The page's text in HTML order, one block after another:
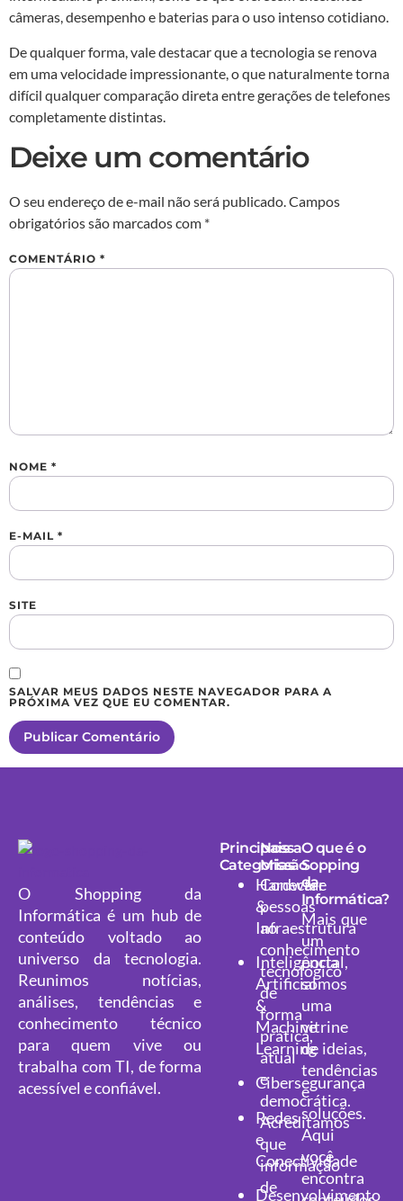
câmeras, desempenho e baterias para o uso intenso cotidiano.
De qualquer forma, vale destacar que a tecnologia se renova
em uma velocidade impressionante, o que naturalmente torna
difícil qualquer comparação direta entre gerações de telefones
completamente distintas.
Deixe um comentário
O seu endereço de e-mail não será publicado.Campos
obrigatórios são marcados com *
COMENTÁRIO *
NOME *
E-MAIL *
SITE
SALVAR MEUS DADOS NESTE NAVEGADOR PARA A
PRÓXIMA VEZ QUE EU COMENTAR.
O Shopping da
Informática é um hub de
conteúdo voltado ao
universo da tecnologia.
Reunimos notícias,
análises, tendências e
conhecimento técnico
para quem vive ou
trabalha com TI, de forma
acessível e confiável.
Principais
Categorias
Hardware
&
Infraestrutura
Inteligência
Artificial
&
Machine
Learning
Cibersegurança
Redes
e
Conectividade
Desenvolvimento
Nossa
Missão
Conectar
pessoas
ao
conhecimento
tecnológico
de
forma
prática,
atual
e
democrática.
Acreditamos
que
informação
de
O que é o
Sopping
da
Informática?
Mais que
um
portal,
somos
uma
vitrine
de ideias,
tendências
e
soluções.
Aqui
você
encontra